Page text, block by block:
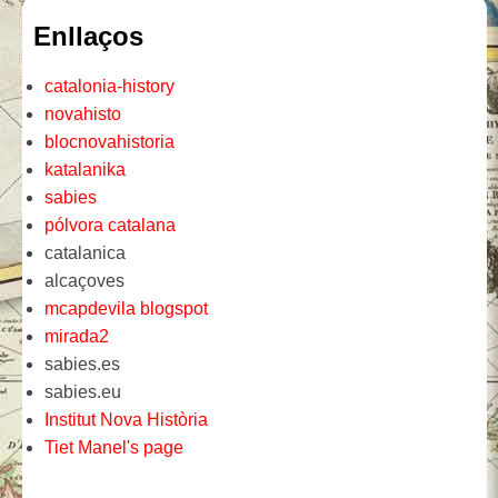
Enllaços
catalonia-history
novahisto
blocnovahistoria
katalanika
sabies
pólvora catalana
catalanica
alcaçoves
mcapdevila blogspot
mirada2
sabies.es
sabies.eu
Institut Nova Història
Tiet Manel's page